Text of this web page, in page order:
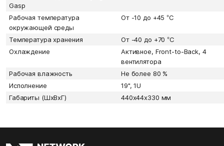
Gasp
Рабочая температура
окружающей среды
От -10 до +45 °С
Температура хранения
От -40 до +70 °С
Охлаждение
Активное, Front-to-Back, 4
вентилятора
Рабочая влажность
Не более 80 %
Исполнение
19", 1U
Габариты (ШxВxГ)
440х44х330 мм